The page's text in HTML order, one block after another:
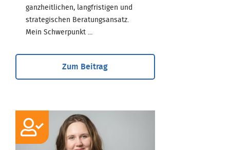
ganzheitlichen, langfristigen und
strategischen Beratungsansatz.
Mein Schwerpunkt ...
Zum Beitrag